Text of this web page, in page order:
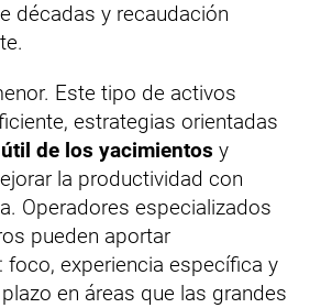
décadas y recaudación
Este tipo de activos
estrategias orientadas
de los yacimientos y
la productividad con
Operadores especializados
pueden aportar
foco, experiencia específica y
en áreas que las grandes